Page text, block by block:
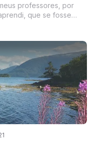
professores, por
que se fosse